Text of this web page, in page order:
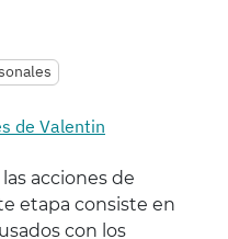
de Valentin
acciones de
etapa consiste en
con los